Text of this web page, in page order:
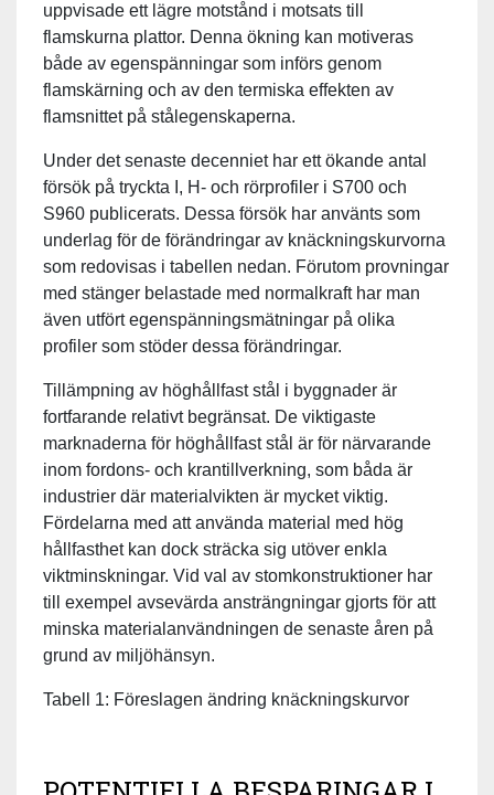
uppvisade ett lägre motstånd i motsats till
flamskurna plattor. Denna ökning kan motiveras
både av egenspänningar som införs genom
flamskärning och av den termiska effekten av
flamsnittet på stålegenskaperna.
Under det senaste decenniet har ett ökande antal
försök på tryckta I, H- och rörprofiler i S700 och
S960 publicerats. Dessa försök har använts som
underlag för de förändringar av knäckningskurvorna
som redovisas i tabellen nedan. Förutom provningar
med stänger belastade med normalkraft har man
även utfört egenspänningsmätningar på olika
profiler som stöder dessa förändringar.
Tillämpning av höghållfast stål i byggnader är
fortfarande relativt begränsat. De viktigaste
marknaderna för höghållfast stål är för närvarande
inom fordons- och krantillverkning, som båda är
industrier där materialvikten är mycket viktig.
Fördelarna med att använda material med hög
hållfasthet kan dock sträcka sig utöver enkla
viktminskningar. Vid val av stomkonstruktioner har
till exempel avsevärda ansträngningar gjorts för att
minska materialanvändningen de senaste åren på
grund av miljöhänsyn.
Tabell 1: Föreslagen ändring knäckningskurvor